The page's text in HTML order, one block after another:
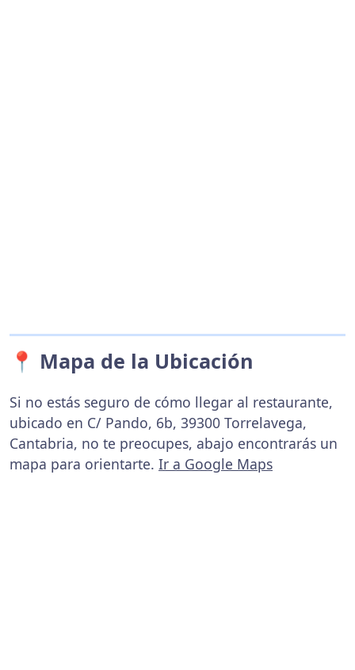
📍 Mapa de la Ubicación
Si no estás seguro de cómo llegar al restaurante,
ubicado en C/ Pando, 6b, 39300 Torrelavega,
Cantabria, no te preocupes, abajo encontrarás un
mapa para orientarte. Ir a Google Maps